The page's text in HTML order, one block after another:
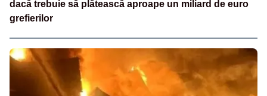
dacă trebuie să plătească aproape un miliard de euro
grefierilor